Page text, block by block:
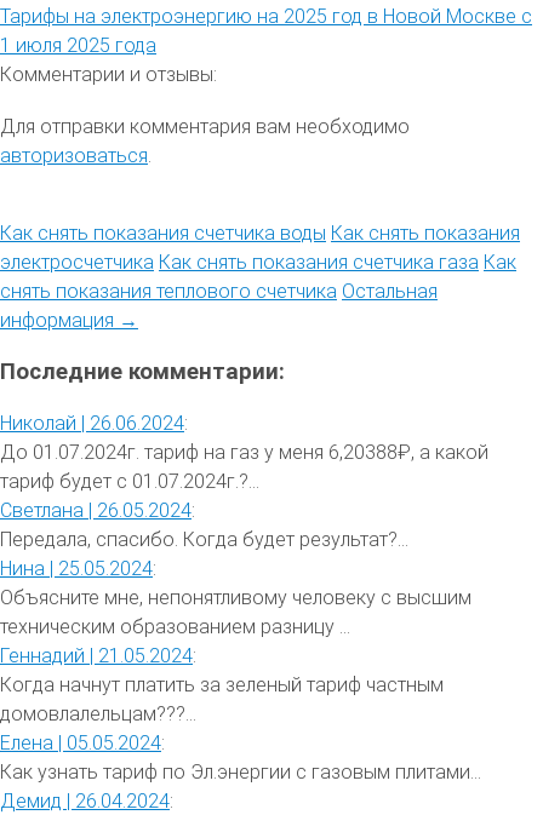
Тарифы на электроэнергию на 2025 год в Новой Москве с
1 июля 2025 года
Комментарии и отзывы:
Для отправки комментария вам необходимо
авторизоваться
Как снять показания счетчика воды Как снять показания
электросчетчика Как снять показания счетчика газа Как
снять показания теплового счетчика Остальная
информация →
Последние комментарии:
Николай | 26.06.2024:
До 01.07.2024г. тариф на газ у меня 6,20388₽, а какой
тариф будет с 01.07.2024г.?...
Светлана | 26.05.2024:
Передала, спасибо. Когда будет результат?...
Нина | 25.05.2024:
Объясните мне, непонятливому человеку с высшим
техническим образованием разницу ...
Геннадий | 21.05.2024:
Когда начнут платить за зеленый тариф частным
домовлалельцам???...
Елена | 05.05.2024:
Как узнать тариф по Эл.энергии с газовым плитами...
Демид | 26.04.2024: